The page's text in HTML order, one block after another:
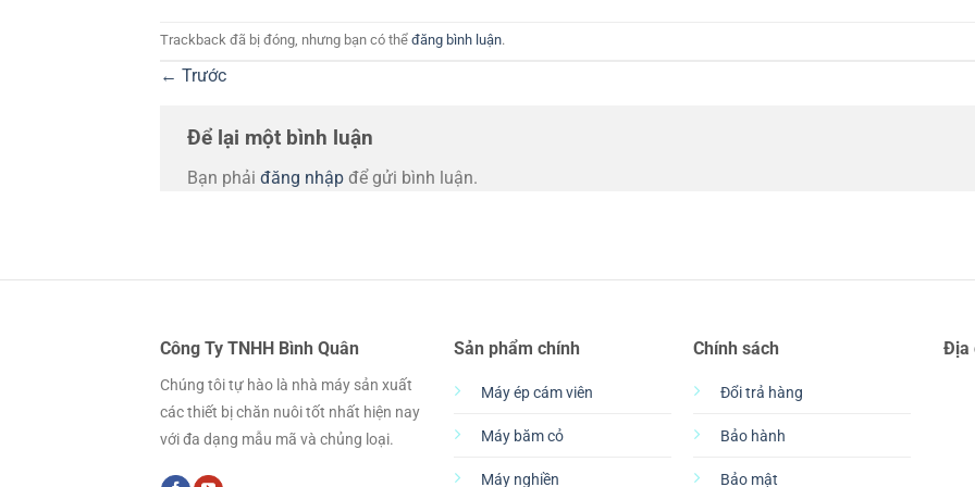
Trackback đã bị đóng, nhưng bạn có thể đăng bình luận.
← Trước
Để lại một bình luận
Bạn phải đăng nhập để gửi bình luận.
Công Ty TNHH Bình Quân
Chúng tôi tự hào là nhà máy sản xuất
các thiết bị chăn nuôi tốt nhất hiện nay
với đa dạng mẫu mã và chủng loại.
Sản phẩm chính
Máy ép cám viên
Máy băm cỏ
Máy nghiền
Chính sách
Đổi trả hàng
Bảo hành
Bảo mật
Địa